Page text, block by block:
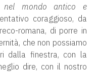
nel mondo antico e
coraggioso, da
romana, di porre in
che non possiamo
dalla finestra, con la
dire, con il nostro